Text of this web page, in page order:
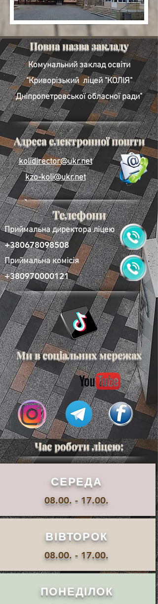
Повна назва закладу
Комунальний заклад освіти
"Криворізький ліцей "КОЛІЯ"
Дніпропетровської обласної ради"
Адреса електронної пошти
kolidirector@ukr.net
kzo-koli@ukr.net
Телефони
Приймальна директора ліцею
+380678098508
Приймальна комісія
+380970000121
Ми в соціальних мережах
Час роботи ліцею:
СЕРЕДА
08.00. - 17.00.
ВІВТОРОК
08.00. - 17.00.
ПОНЕДІЛОК